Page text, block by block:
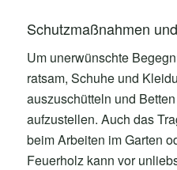
Schutzmaßnahmen
Um unerwünschte
ratsam, Schuhe und
auszuschütteln und
aufzustellen. Auch das
beim Arbeiten im Garten
Feuerholz kann vor